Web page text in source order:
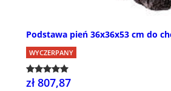
Podstawa pień 36x36x53 cm do
WYCZERPANY
zł 807,87